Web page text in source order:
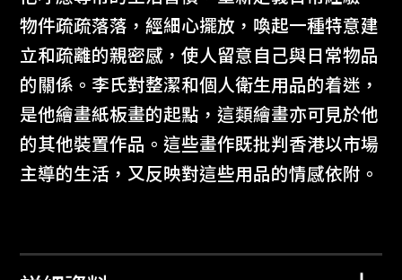
物件疏疏落落，經細心擺放，喚起一種特意建
立和疏離的親密感，使人留意自己與日常物品
的關係。李氏對整潔和個人衛生用品的着迷，
是他繪畫紙板畫的起點，這類繪畫亦可見於他
的其他裝置作品。這些畫作既批判香港以市場
主導的生活，又反映對這些用品的情感依附。